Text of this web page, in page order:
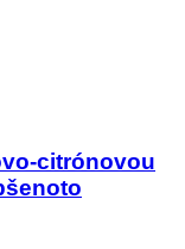
citrónovou